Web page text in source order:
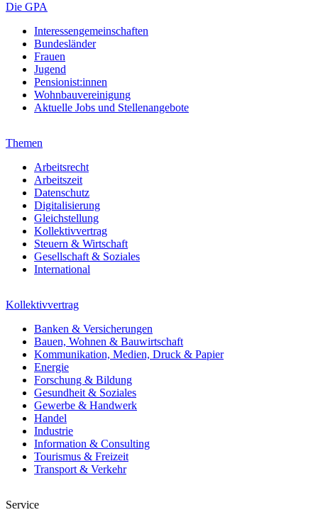
Die GPA
Interessengemeinschaften
Bundesländer
Frauen
Jugend
Pensionist:innen
Wohnbauvereinigung
Aktuelle Jobs und Stellenangebote
Themen
Arbeitsrecht
Arbeitszeit
Datenschutz
Digitalisierung
Gleichstellung
Kollektivvertrag
Steuern & Wirtschaft
Gesellschaft & Soziales
International
Kollektivvertrag
Banken & Versicherungen
Bauen, Wohnen & Bauwirtschaft
Kommunikation, Medien, Druck & Papier
Energie
Forschung & Bildung
Gesundheit & Soziales
Gewerbe & Handwerk
Handel
Industrie
Information & Consulting
Tourismus & Freizeit
Transport & Verkehr
Service